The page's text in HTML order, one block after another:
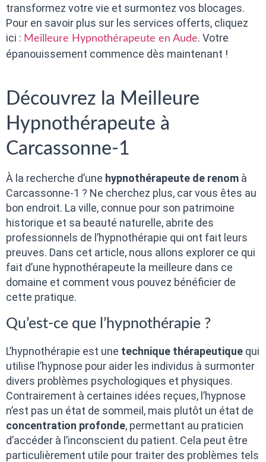
transformez votre vie et surmontez vos blocages.
Pour en savoir plus sur les services offerts, cliquez
ici : Meilleure Hypnothérapeute en Aude. Votre
épanouissement commence dès maintenant !
Découvrez la Meilleure
Hypnothérapeute à
Carcassonne-1
À la recherche d’une hypnothérapeute de renom à
Carcassonne-1 ? Ne cherchez plus, car vous êtes au
bon endroit. La ville, connue pour son patrimoine
historique et sa beauté naturelle, abrite des
professionnels de l’hypnothérapie qui ont fait leurs
preuves. Dans cet article, nous allons explorer ce qui
fait d’une hypnothérapeute la meilleure dans ce
domaine et comment vous pouvez bénéficier de
cette pratique.
Qu’est-ce que l’hypnothérapie ?
L’hypnothérapie est une technique thérapeutique qui
utilise l’hypnose pour aider les individus à surmonter
divers problèmes psychologiques et physiques.
Contrairement à certaines idées reçues, l’hypnose
n’est pas un état de sommeil, mais plutôt un état de
concentration profonde, permettant au praticien
d’accéder à l’inconscient du patient. Cela peut être
particulièrement utile pour traiter des problèmes tels